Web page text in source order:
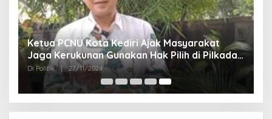
Ketua PCNU Kota Kediri Ajak Masyarakat
Jaga Kerukunan Gunakan Hak Pilih di Pilkada
2024
Di Politik | 27/11/2024